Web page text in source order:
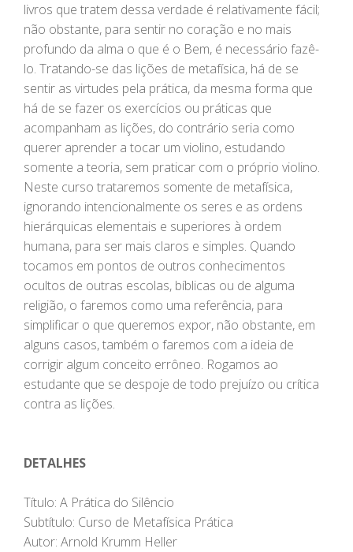
livros que tratem dessa verdade é relativamente fácil;
não obstante, para sentir no coração e no mais
profundo da alma o que é o Bem, é necessário fazê-
lo. Tratando-se das lições de metafísica, há de se
sentir as virtudes pela prática, da mesma forma que
há de se fazer os exercícios ou práticas que
acompanham as lições, do contrário seria como
querer aprender a tocar um violino, estudando
somente a teoria, sem praticar com o próprio violino.
Neste curso trataremos somente de metafísica,
ignorando intencionalmente os seres e as ordens
hierárquicas elementais e superiores à ordem
humana, para ser mais claros e simples. Quando
tocamos em pontos de outros conhecimentos
ocultos de outras escolas, bíblicas ou de alguma
religião, o faremos como uma referência, para
simplificar o que queremos expor, não obstante, em
alguns casos, também o faremos com a ideia de
corrigir algum conceito errôneo. Rogamos ao
estudante que se despoje de todo prejuízo ou crítica
contra as lições.
DETALHES
Título: A Prática do Silêncio
Subtítulo: Curso de Metafísica Prática
Autor: Arnold Krumm Heller